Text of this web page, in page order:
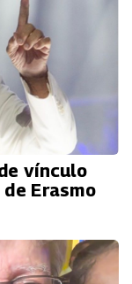
vínculo
Erasmo